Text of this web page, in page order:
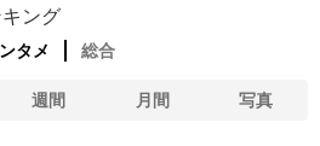
キング
タメ 総合
週間 月間 写真